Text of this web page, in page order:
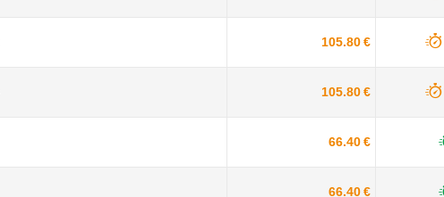
105.80 €
105.80 €
66.40 €
66.40 €